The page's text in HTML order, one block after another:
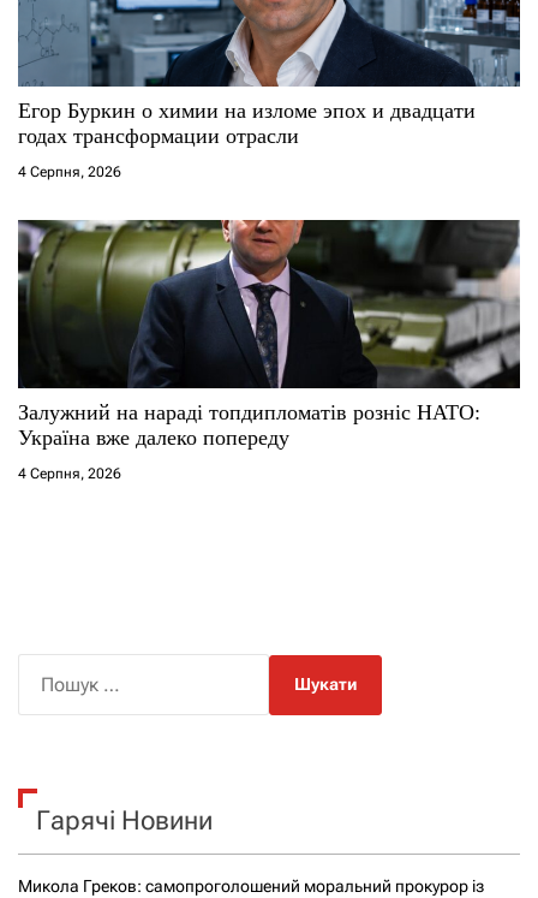
Егор Буркин о химии на изломе эпох и двадцати
годах трансформации отрасли
4 Серпня, 2026
Залужний на нараді топдипломатів розніс НАТО:
Україна вже далеко попереду
4 Серпня, 2026
к
Гарячі Новини
Микола Греков: самопроголошений моральний прокурор із